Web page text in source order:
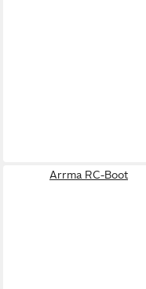
Arrma RC-Boot